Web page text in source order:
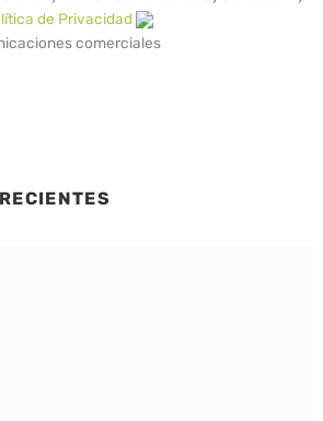
de Privacidad
comerciales